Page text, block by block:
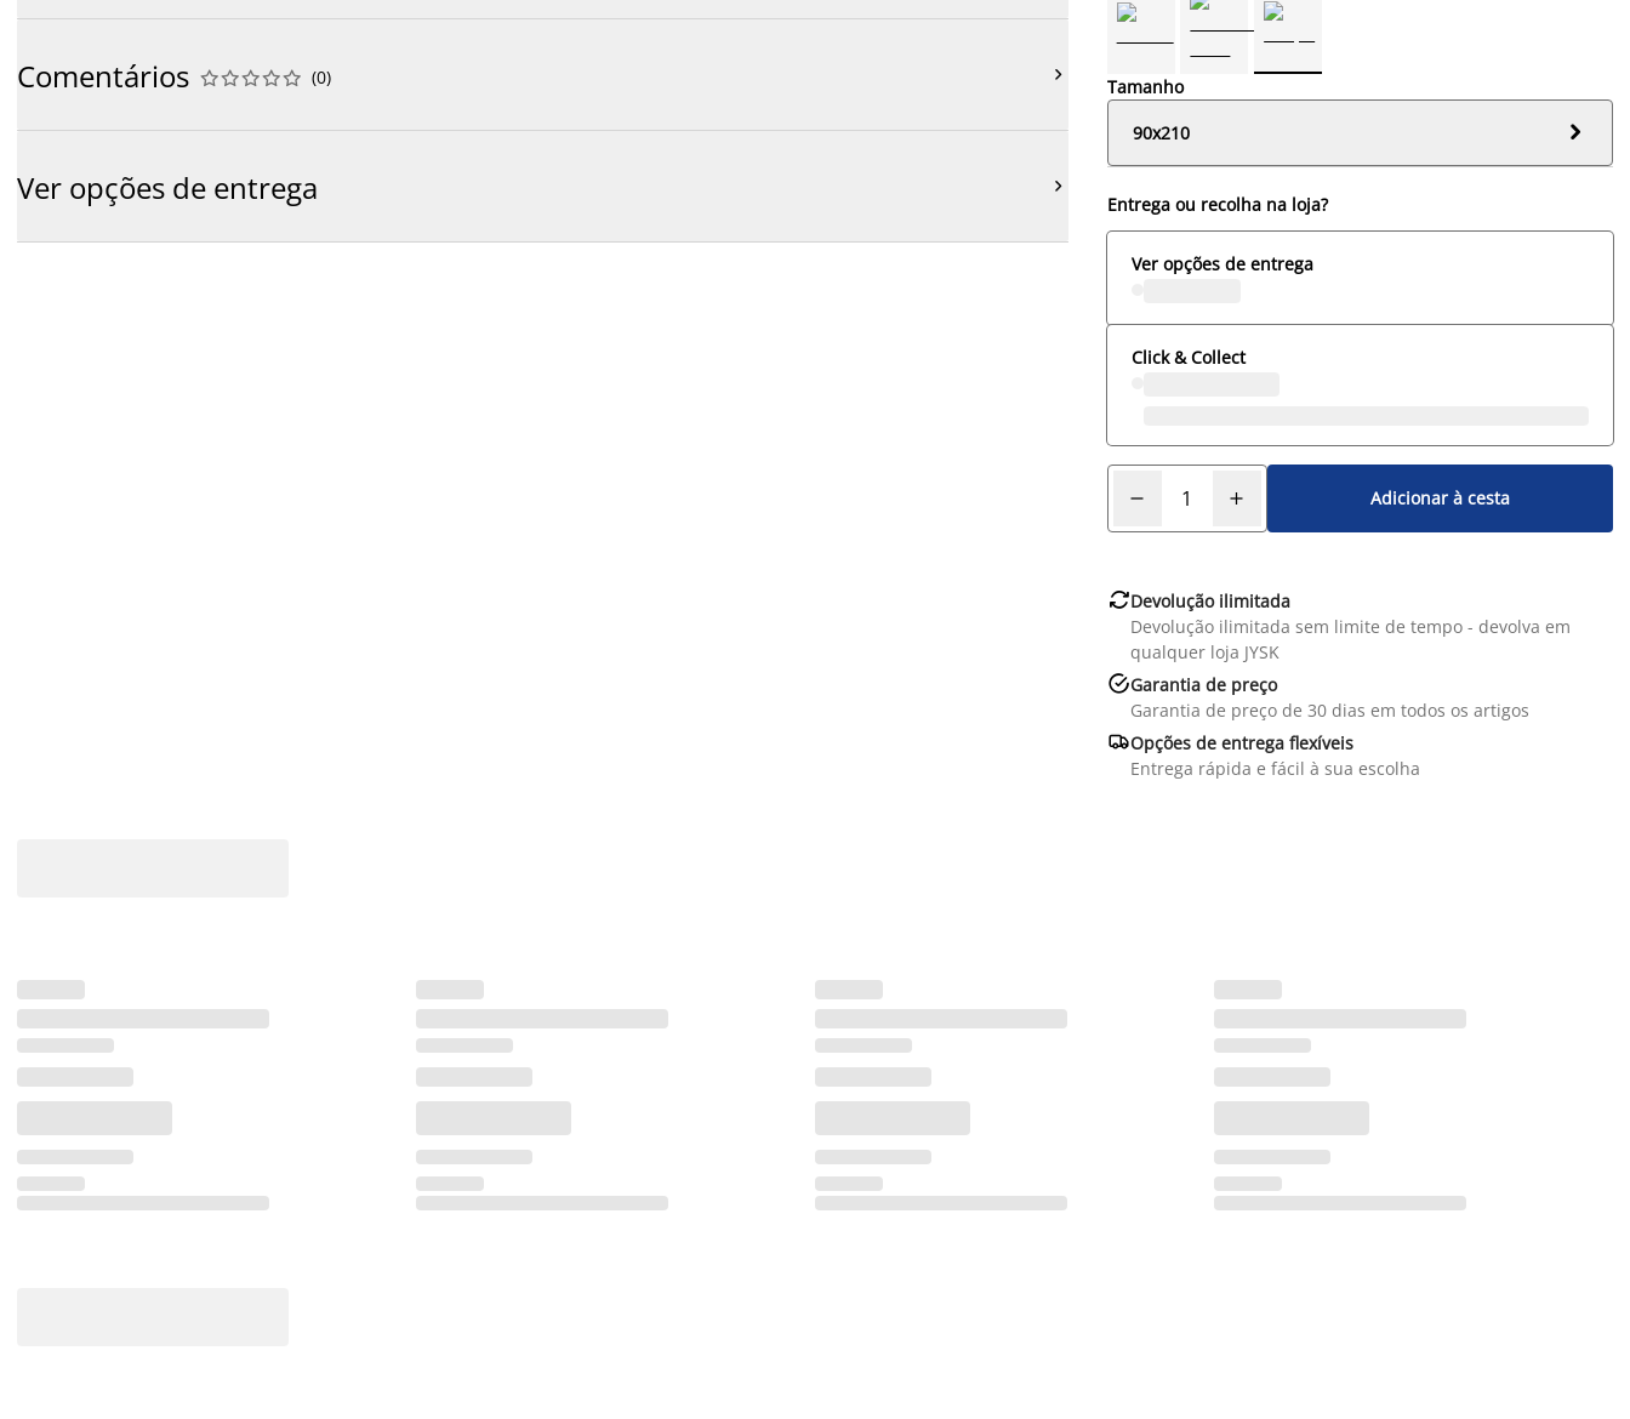
Comentários 




 (0) 
Ver opções de entrega 
Tamanho
90x210

Entrega ou recolha na loja?
Ver opções de entrega
Click & Collect
Adicionar à cesta
Devolução ilimitada
Devolução ilimitada sem limite de tempo - devolva em
qualquer loja JYSK
Garantia de preço
Garantia de preço de 30 dias em todos os artigos
Opções de entrega flexíveis
Entrega rápida e fácil à sua escolha